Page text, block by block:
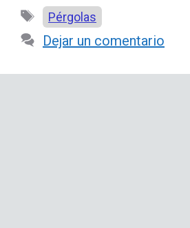
Etiquetas
Pérgolas
Dejar un comentario